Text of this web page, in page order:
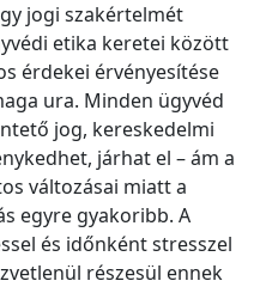
jogi szakértelmét
etika keretei között
érdekei érvényesítése
ura. Minden ügyvéd
jog, kereskedelmi
járhat el – ám a
változásai miatt a
egyre gyakoribb. A
és időnként stresszel
részesül ennek